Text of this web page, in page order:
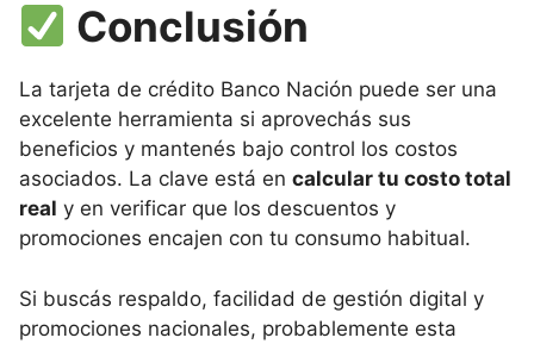
Conclusión
La tarjeta de crédito Banco Nación puede ser una
excelente herramienta si aprovechás sus
beneficios y mantenés bajo control los costos
asociados. La clave está en calcular tu costo total
real y en verificar que los descuentos y
promociones encajen con tu consumo habitual.
Si buscás respaldo, facilidad de gestión digital y
promociones nacionales, probablemente esta